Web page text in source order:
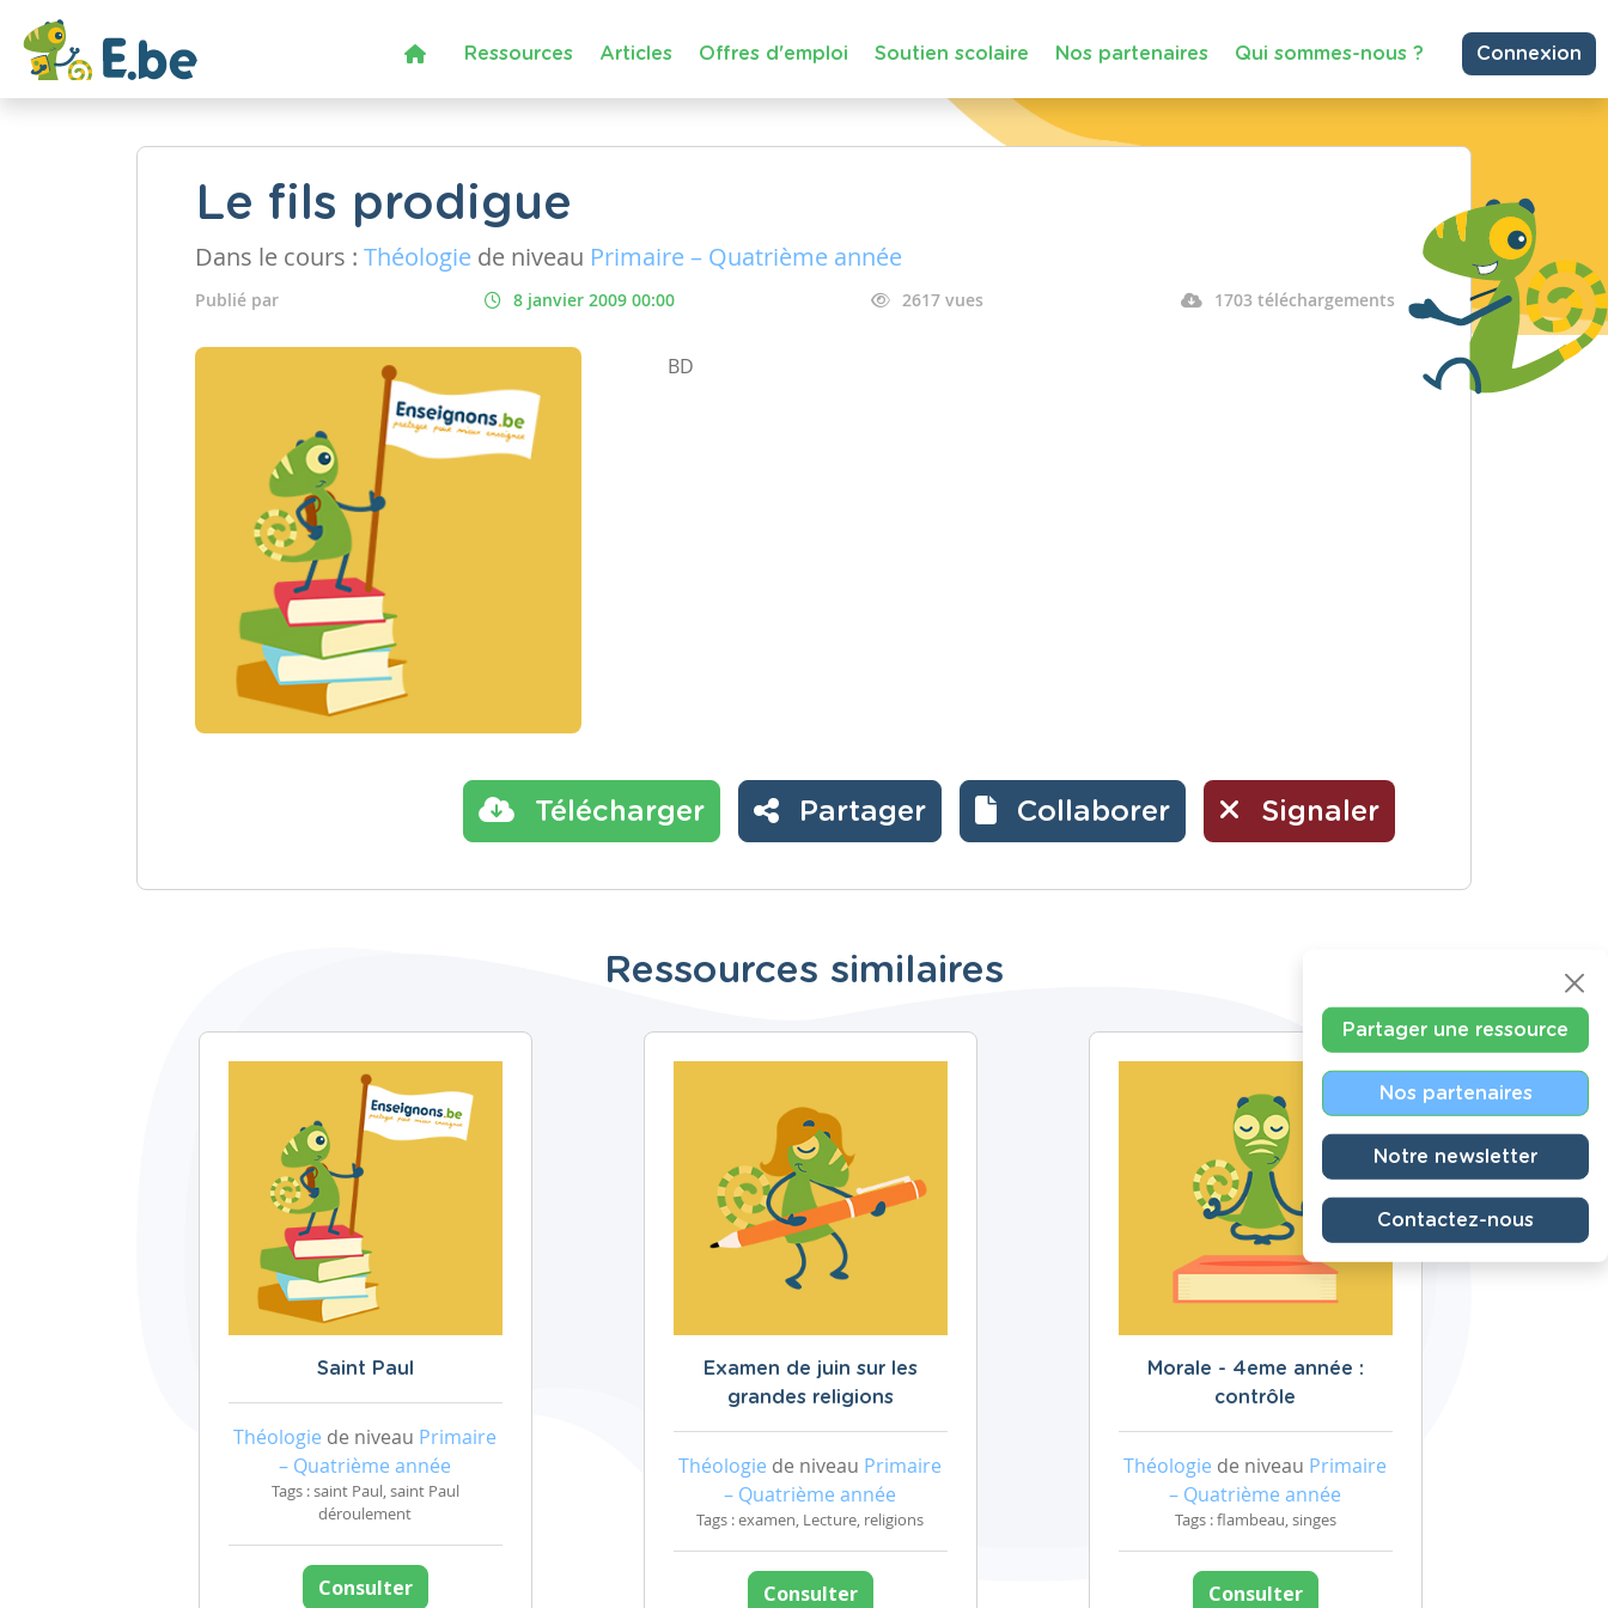
Ressources Articles Offres d'emploi Soutien scolaire Nos partenaires Qui sommes-nous ? Connexion
Le fils prodigue
Dans le cours : Théologie de niveau Primaire – Quatrième année
Publié par 8 janvier 2009 00:00 2617 vues 1703 téléchargements
BD
Télécharger Partager Collaborer Signaler
Ressources similaires
Saint Paul
Théologie de niveau Primaire
– Quatrième année
Tags : saint Paul, saint Paul
déroulement
Consulter
Examen de juin sur les
grandes religions
Théologie de niveau Primaire
– Quatrième année
Tags : examen, Lecture, religions
Consulter
Morale - 4eme année :
contrôle
Théologie de niveau Primaire
– Quatrième année
Tags : flambeau, singes
Consulter
Partager une ressource
Nos partenaires
Notre newsletter
Contactez-nous